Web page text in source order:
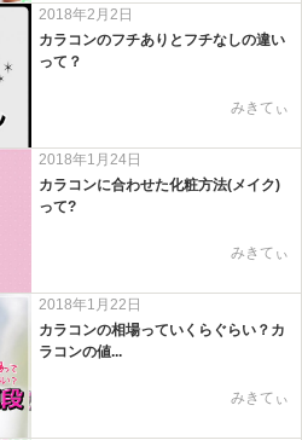
2018年2月2日
カラコンのフチありとフチなしの違い
って？
みきてぃ
2018年1月24日
カラコンに合わせた化粧方法(メイク)
って?
みきてぃ
2018年1月22日
カラコンの相場っていくらぐらい？カ
ラコンの値...
みきてぃ